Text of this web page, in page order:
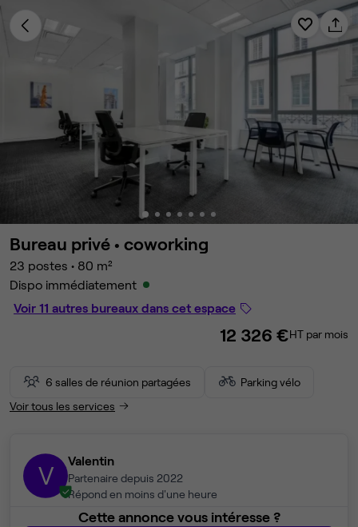
Bureau privé • coworking
23 postes • 80 m²
Dispo immédiatement
Voir 11 autres bureaux dans cet espace
12 326 €HT par mois
6 salles de réunion partagées
Parking vélo
Voir tous les services
V Valentin
Partenaire depuis 2022
Répond en moins d'une heure
Cette annonce vous intéresse ?